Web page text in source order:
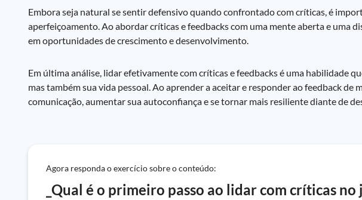
Embora seja natural se sentir defensivo quando confrontado com críticas, é
aperfeiçoamento. Ao abordar críticas e feedbacks com uma mente aberta e uma
em oportunidades de crescimento e desenvolvimento.
Em última análise, lidar efetivamente com críticas e feedbacks é uma habilidade
mas também sua vida pessoal. Ao aprender a aceitar e responder ao feedback
comunicação, aumentar sua autoconfiança e se tornar mais resiliente diante de
Agora responda o exercício sobre o conteúdo:
_Qual é o primeiro passo ao lidar com críticas